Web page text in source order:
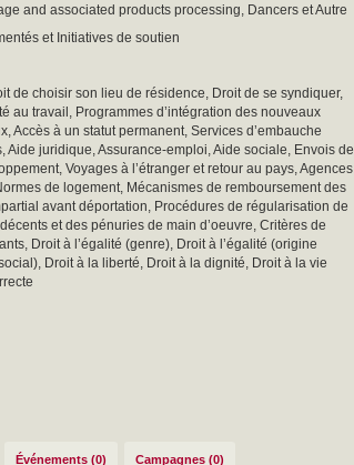
and associated products processing, Dancers et Autre
et Initiatives de soutien
de choisir son lieu de résidence, Droit de se syndiquer,
au travail, Programmes d’intégration des nouveaux
Accès à un statut permanent, Services d’embauche
Aide juridique, Assurance-emploi, Aide sociale, Envois de
Voyages à l’étranger et retour au pays, Agences
de logement, Mécanismes de remboursement des
avant déportation, Procédures de régularisation de
et des pénuries de main d’oeuvre, Critères de
Droit à l’égalité (genre), Droit à l’égalité (origine
Droit à la liberté, Droit à la dignité, Droit à la vie
Événements (0) Campagnes (0)